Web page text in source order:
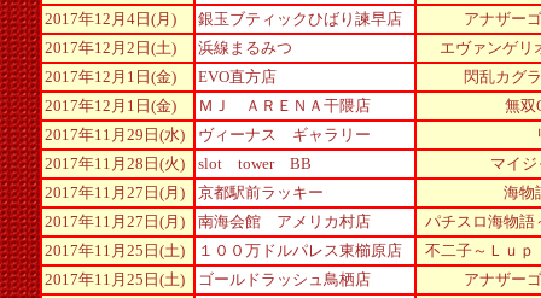
2017年12月4日(月)
銀玉ブティックひばり諫早店
アナザー
2017年12月2日(土)
浜線まるみつ
エヴァンゲリ
2017年12月1日(金)
EVO直方店
閃乱カグ
2017年12月1日(金)
ＭＪ ＡＲＥＮＡ干隈店
無双
2017年11月29日(水)
ヴィーナス ギャラリー
2017年11月28日(火)
slot tower BB
マイ
2017年11月27日(月)
京都駅前ラッキー
海物
2017年11月27日(月)
南海会館 アメリカ村店
パチスロ海物語
2017年11月25日(土)
１００万ドルパレス東櫛原店
不二子～Ｌｕｐ
2017年11月25日(土)
ゴールドラッシュ鳥栖店
アナザー